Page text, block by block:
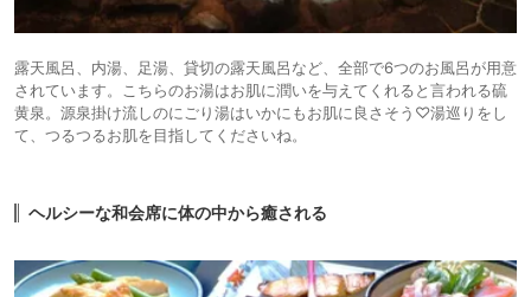
露天風呂、内湯、足湯、貸切の露天風呂など、全部で6つのお風呂が用意
されています。こちらのお湯はお肌に潤いを与えてくれると言われる硫
黄泉。源泉掛け流しのにごり湯はいかにもお肌に良さそう♡湯巡りをし
て、つるつるお肌を目指してくださいね。
ヘルシーな和会席に体の中から癒される